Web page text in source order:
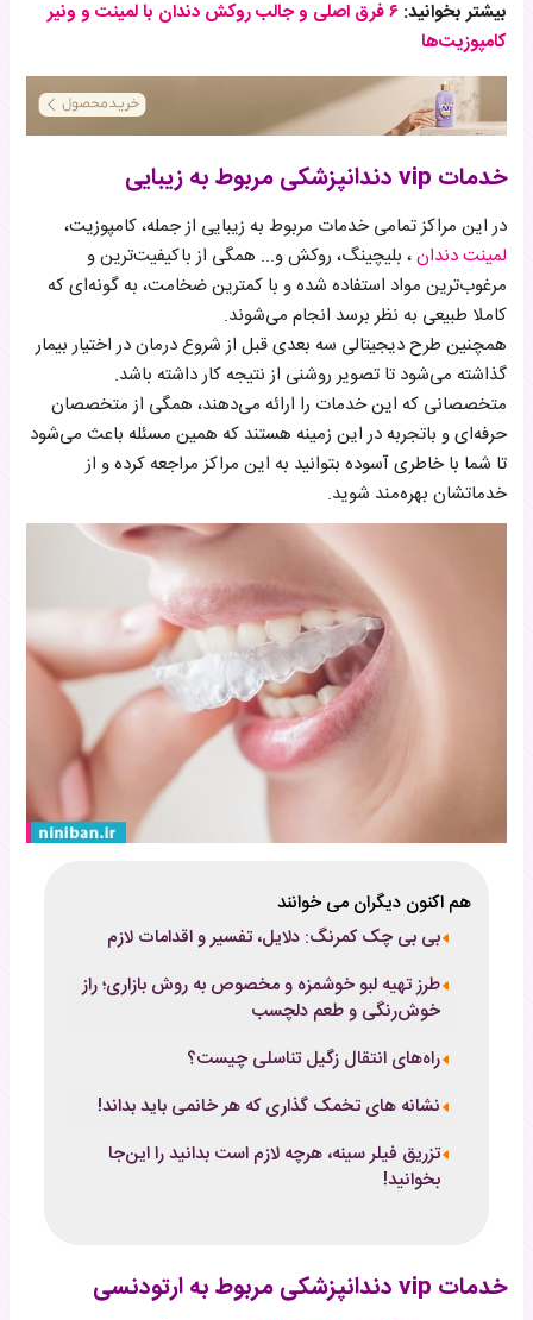
بیشتر بخوانید:‌
۶ فرق اصلی و جالب روکش دندان با لمینت و ونیر
کامپوزیت‌ها
خدمات vip دندانپزشکی مربوط به زیبایی
در این مراکز تمامی خدمات مربوط به زیبایی از جمله، کامپوزیت،
لمینت دندان، بلیچینگ، روکش و... همگی از باکیفیت‌ترین و
مرغوب‌ترین مواد استفاده شده و با کمترین ضخامت، به‌ گونه‌ای که
کاملا طبیعی به نظر برسد انجام می‌شوند.
همچنین طرح دیجیتالی سه بعدی قبل از شروع درمان در اختیار بیمار
گذاشته می‌شود تا تصویر روشنی از نتیجه کار داشته باشد.
متخصصانی که این خدمات را ارائه می‌دهند، همگی از متخصصان
حرفه‌ای و باتجربه در این زمینه هستند که همین مسئله باعث می‌شود
تا شما با خاطری آسوده بتوانید به این مراکز مراجعه کرده و از
خدماتشان بهره‌‌مند شوید.
هم اکنون دیگران می خوانند
بی بی چک کمرنگ: دلایل، تفسیر و اقدامات لازم
طرز تهیه لبو خوشمزه و مخصوص به روش بازاری؛ راز
خوش‌رنگی و طعم دلچسب
راه‌های انتقال زگیل تناسلی چیست؟
نشانه های تخمک گذاری که هر خانمی باید بداند!
تزریق فیلر سینه، هرچه لازم است بدانید را این‌جا
بخوانید!
خدمات vip دندانپزشکی مربوط به ارتودنسی